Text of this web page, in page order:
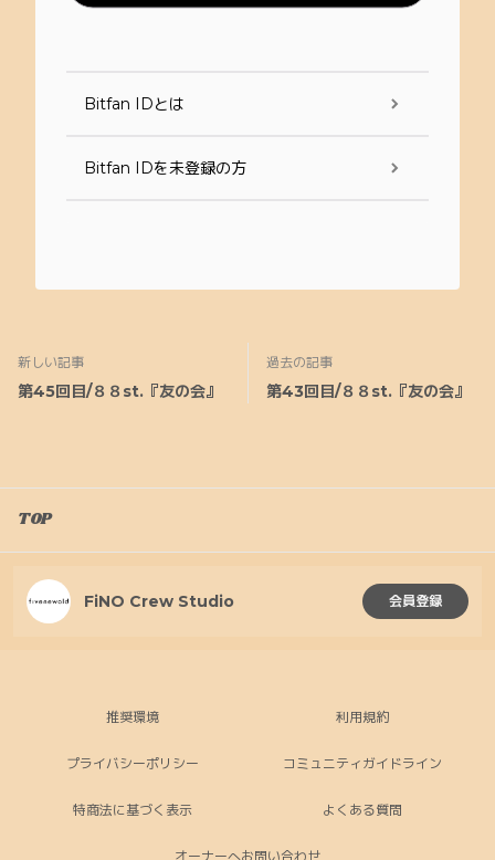
Bitfan IDとは
Bitfan IDを未登録の方
新しい記事
第45回目/８８st.『友の会』
過去の記事
第43回目/８８st.『友の会』
TOP
FiNO Crew Studio 会員登録
推奨環境 利用規約
プライバシーポリシー コミュニティガイドライン
特商法に基づく表示 よくある質問
オーナーへお問い合わせ